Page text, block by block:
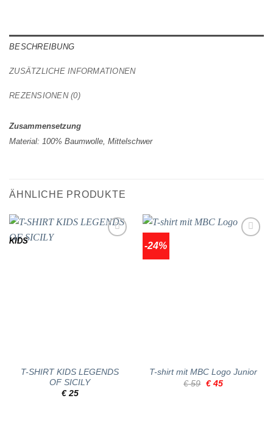
BESCHREIBUNG
ZUSÄTZLICHE INFORMATIONEN
REZENSIONEN (0)
Zusammensetzung
Material: 100% Baumwolle, Mittelschwer
ÄHNLICHE PRODUKTE
KIDS
T-SHIRT KIDS LEGENDS
OF SICILY
€25
-24%
T-shirt mit MBC Logo Junior
€59 Ursprünglicher
€45Aktueller